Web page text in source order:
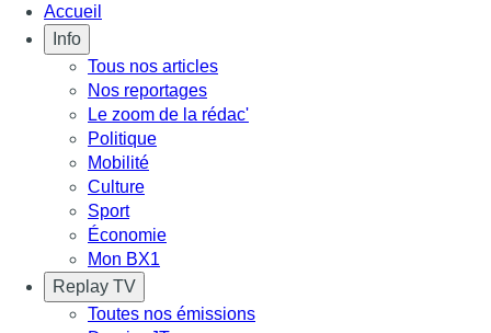
Accueil
Info
Tous nos articles
Nos reportages
Le zoom de la rédac'
Politique
Mobilité
Culture
Sport
Économie
Mon BX1
Replay TV
Toutes nos émissions